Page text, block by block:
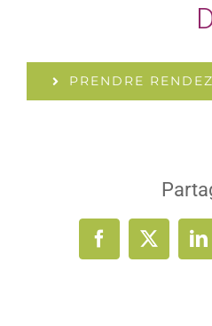
PRENDRE
Facebook
X